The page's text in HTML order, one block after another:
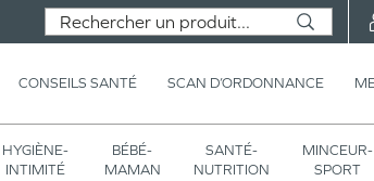
CONSEILS SANTÉ SCAN D’ORDONNANCE
HYGIÈNE-
INTIMITÉ
BÉBÉ-
MAMAN
SANTÉ-
NUTRITION
MINCEUR-
SPORT